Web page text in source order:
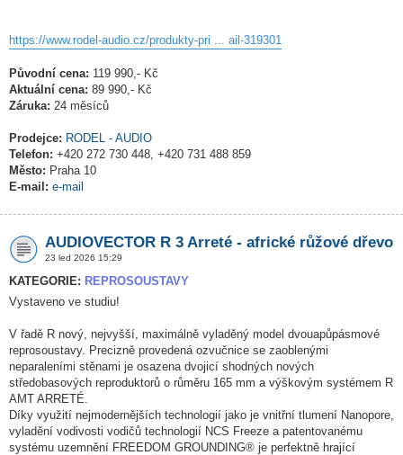
https://www.rodel-audio.cz/produkty-pri ... ail-319301
Původní cena: 119 990,- Kč
Aktuální cena: 89 990,- Kč
Záruka: 24 měsíců
Prodejce: RODEL - AUDIO
Telefon: +420 272 730 448, +420 731 488 859
Město: Praha 10
E-mail: e-mail
AUDIOVECTOR R 3 Arreté - africké růžové dřevo
23 led 2026 15:29
KATEGORIE: REPROSOUSTAVY
Vystaveno ve studiu!
V řadě R nový, nejvyšší, maximálně vyladěný model dvouapůpásmové
reprosoustavy. Precizně provedená ozvučnice se zaoblenými
neparaleními stěnami je osazena dvojicí shodných nových
středobasových reproduktorů o růměru 165 mm a výškovým systémem R
AMT ARRETÉ.
Díky využití nejmodernějších technologií jako je vnitřní tlumení Nanopore,
vyladění vodivosti vodičů technologií NCS Freeze a patentovanému
systému uzemnění FREEDOM GROUNDING® je perfektně hrající